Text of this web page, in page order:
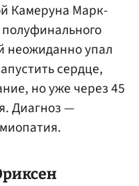
Камеруна Марк-
неожиданно упал
сердце,
но уже через 45
Диагноз —